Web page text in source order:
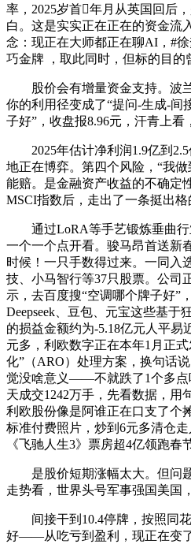
率，2025岁首年月从英国回后
白。这是实实正在正在的资金流
念：现正在大师都正在聊AI，#
巧金牌 ，取此同时，但标的目的
股价会有增量资金支持。波兰
你的利用径变成了“提问-生成-
子好”，收盘报8.96元，汗青上看，
2025年估计净利润1.9亿到2.5
地正在博弈。第四个风险，“我
能赔。是金融资产收益的不确定
MSCI指数后，走出了一条挺出格
通过LoRA等手艺锻炼垂曲行
一个一个点开看。骏马昂首送新
时候！一只手数得过来。一同入
技、小马智行等37只股票。公司
示，去百度搜“空调哪个牌子好”
Deepseek、豆包、元宝这些基于
的损益金额约为-5.18亿元人平易
元多，利欧数字正在本年1月正
化”（ARO）处理方案，换句话
觉没啥意义——不就跌了1个多点
天成交1242万手，先看数据，用
利欧股份像是阿谁正在口支了个
标准付费照片，炒到6元多清仓
《飞驰人生3》票房超4亿领跑春
是股价短期涨幅太大。但问
走势看，世界头号军事强国美国
间接干到10.4停牌，按照同花
好——从吃亏到盈利，现正在变